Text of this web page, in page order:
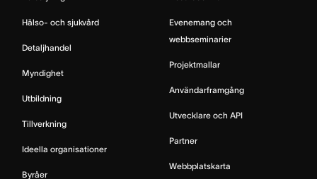
Hälso- och sjukvård
Detaljhandel
Myndighet
Utbildning
Tillverkning
Ideella organisationer
Byråer
Evenemang och
webbseminarier
Projektmallar
Användarframgång
Utvecklare och API
Partner
Webbplatskarta